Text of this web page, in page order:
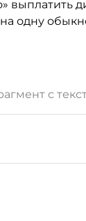
выплатить
на одну
с